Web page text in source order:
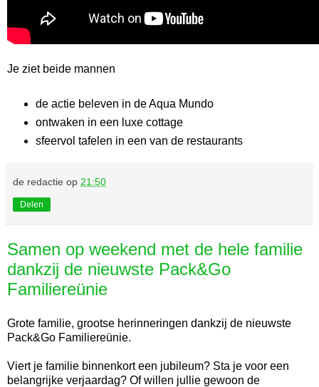
Je ziet beide mannen
de actie beleven in de Aqua Mundo
ontwaken in een luxe cottage
sfeervol tafelen in een van de restaurants
de redactie op 21:50
Delen
Samen op weekend met de hele familie
dankzij de nieuwste Pack&Go
Familiereünie
Grote familie, grootse herinneringen dankzij de nieuwste
Pack&Go Familiereünie.
Viert je familie binnenkort een jubileum? Sta je voor een
belangrijke verjaardag? Of willen jullie gewoon de